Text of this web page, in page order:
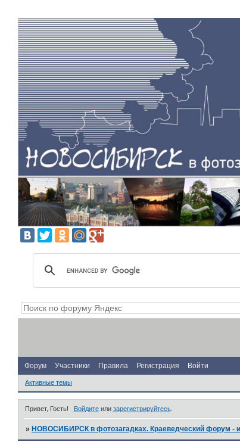
Форум Участники Правила Регистрация Войти
Активные темы
Привет, Гость! Войдитеили зарегистрируйтесь.
»НОВОСИБИРСК в фотозагадках. Краеведческий форум -